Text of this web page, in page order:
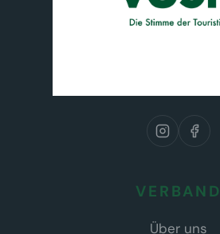
VERBAND
Über uns